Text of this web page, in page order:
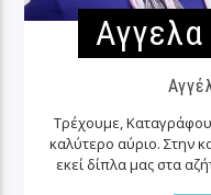
Τρέχουμε,
καλύτερο αύριο. Στην καλή Είδηση, γιατί υπάρχει κι αυτή…
εκεί δίπλα μας στα